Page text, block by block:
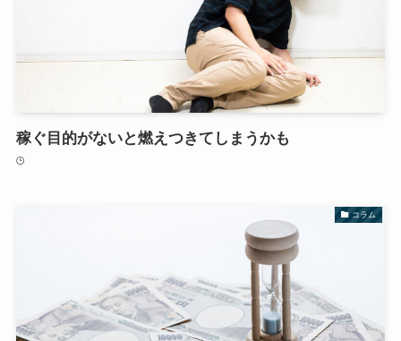
稼ぐ目的がないと燃えつきてしまうかも
コラム